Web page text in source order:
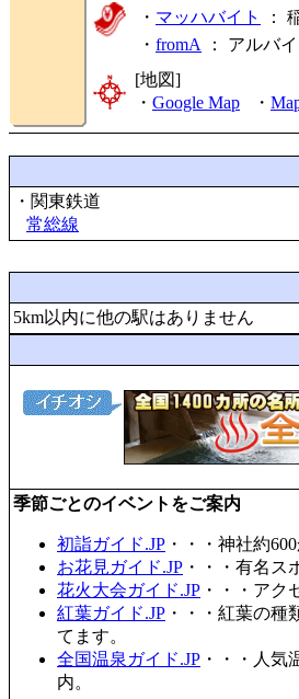
・ マッハバイト
：
・ fromA ： アルバ
[地図]
・ Google Map ・
・関東鉄道
常総線
5km以内に他の駅はありません
季節ごとのイベントをご案内
初詣ガイド.JP ・・・神社約
お花見ガイド.JP ・・・有名ス
花火大会ガイド.JP ・・・ア
紅葉ガイド.JP ・・・紅葉の
てます。
全国温泉ガイド.JP ・・・人
内。